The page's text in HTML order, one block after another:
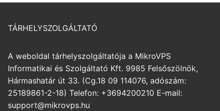
TÁRHELYSZOLGÁLTATÓ
A weboldal tárhelyszolgáltatója a MikroVPS
Informatikai és Szolgáltató Kft. 9985 Felsőszölnök,
Hármashatár út 33. (Cg.18 09 114076, adószám:
25189861-2-18) Telefon: +3694200210 E-mail:
support@mikrovps.hu